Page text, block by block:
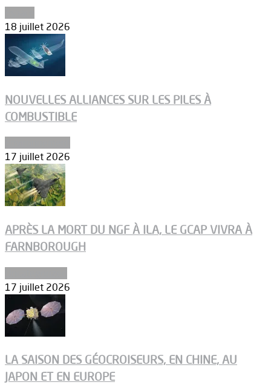
18 juillet 2026
NOUVELLES ALLIANCES SUR LES PILES À
COMBUSTIBLE
17 juillet 2026
APRÈS LA MORT DU NGF À ILA, LE GCAP VIVRA À
FARNBOROUGH
17 juillet 2026
LA SAISON DES GÉOCROISEURS, EN CHINE, AU
JAPON ET EN EUROPE